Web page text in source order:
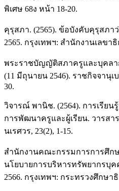
พิเศษ 68ง หน้า 18-20.
คุรุสภา. (2565). ข้อบังคับคุรุสภ
2565. กรุงเทพฯ: สำนักงานเลขา
พระราชบัญญัติสภาครูและบุคลา
(11 มีถุนายน 2546). ราชกิจจานุเ
30.
วิจารณ์ พานิช. (2564). การเรียน
การพัฒนาครูและผู้เรียน. วารส
นเรศวร, 23(2), 1-15.
สำนักงานคณะกรรมการการศึก
นโยบายการบริหารทรัพยากรบุ
2566. กรุงเทพฯ: กระทรวงศึกษา